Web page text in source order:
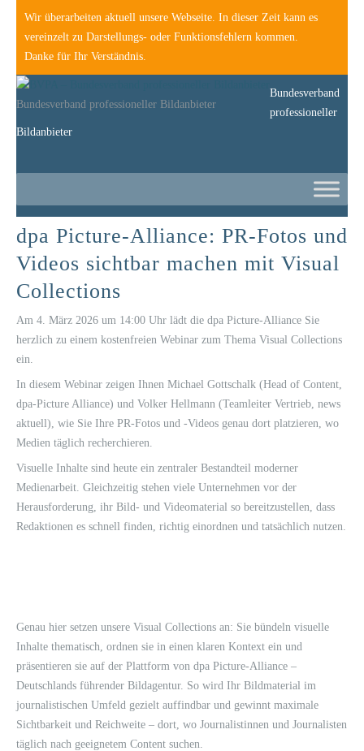
Wir überarbeiten aktuell unsere Webseite. In dieser Zeit kann es
vereinzelt zu Darstellungs- oder Funktionsfehlern kommen.
Danke für Ihr Verständnis.
Bundesverband professioneller Bildanbieter
Bundesverband
professioneller
Bildanbieter
dpa Picture-Alliance: PR-Fotos und
Videos sichtbar machen mit Visual
Collections
Am 4. März 2026 um 14:00 Uhr lädt die dpa Picture-Alliance Sie
herzlich zu einem kostenfreien Webinar zum Thema Visual Collections
ein.
In diesem Webinar zeigen Ihnen Michael Gottschalk (Head of Content,
dpa-Picture Alliance) und Volker Hellmann (Teamleiter Vertrieb, news
aktuell), wie Sie Ihre PR-Fotos und -Videos genau dort platzieren, wo
Medien täglich recherchieren.
Visuelle Inhalte sind heute ein zentraler Bestandteil moderner
Medienarbeit. Gleichzeitig stehen viele Unternehmen vor der
Herausforderung, ihr Bild- und Videomaterial so bereitzustellen, dass
Redaktionen es schnell finden, richtig einordnen und tatsächlich nutzen.
Genau hier setzen unsere Visual Collections an: Sie bündeln visuelle
Inhalte thematisch, ordnen sie in einen klaren Kontext ein und
präsentieren sie auf der Plattform von dpa Picture-Alliance –
Deutschlands führender Bildagentur. So wird Ihr Bildmaterial im
journalistischen Umfeld gezielt auffindbar und gewinnt maximale
Sichtbarkeit und Reichweite – dort, wo Journalistinnen und Journalisten
täglich nach geeignetem Content suchen.